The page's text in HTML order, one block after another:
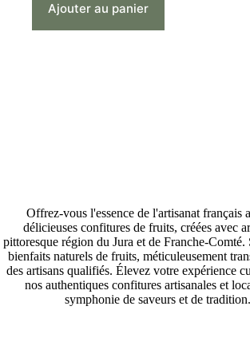
Ajouter au panier
Offrez-vous l'essence de l'artisanat français
délicieuses confitures de fruits, créées avec
pittoresque région du Jura et de Franche-Comté.
bienfaits naturels de fruits, méticuleusement
des artisans qualifiés. Élevez votre expérience
nos authentiques confitures artisanales et
symphonie de saveurs et de tradition.